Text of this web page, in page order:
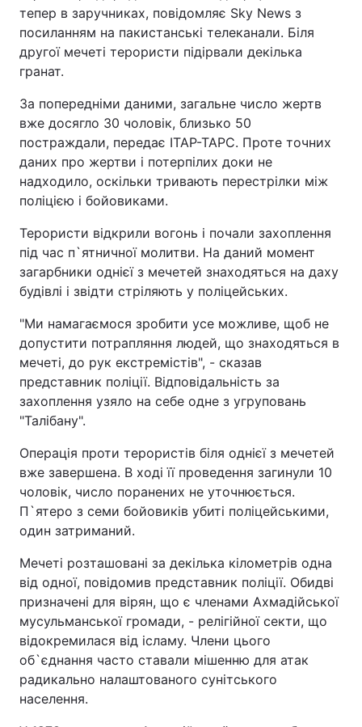
тепер в заручниках, повідомляє Sky News з
посиланням на пакистанські телеканали. Біля
другої мечеті терористи підірвали декілька
гранат.
За попередніми даними, загальне число жертв
вже досягло 30 чоловік, близько 50
постраждали, передає ІТАР-ТАРС. Проте точних
даних про жертви і потерпілих доки не
надходило, оскільки тривають перестрілки між
поліцією і бойовиками.
Терористи відкрили вогонь і почали захоплення
під час п`ятничної молитви. На даний момент
загарбники однієї з мечетей знаходяться на даху
будівлі і звідти стріляють у поліцейських.
"Ми намагаємося зробити усе можливе, щоб не
допустити потрапляння людей, що знаходяться в
мечеті, до рук екстремістів", - сказав
представник поліції. Відповідальність за
захоплення узяло на себе одне з угруповань
"Талібану".
Операція проти терористів біля однієї з мечетей
вже завершена. В ході її проведення загинули 10
чоловік, число поранених не уточнюється.
П`ятеро з семи бойовиків убиті поліцейськими,
один затриманий.
Мечеті розташовані за декілька кілометрів одна
від одної, повідомив представник поліції. Обидві
призначені для вірян, що є членами Ахмадійської
мусульманської громади, - релігійної секти, що
відокремилася від ісламу. Члени цього
об`єднання часто ставали мішенню для атак
радикально налаштованого сунітського
населення.